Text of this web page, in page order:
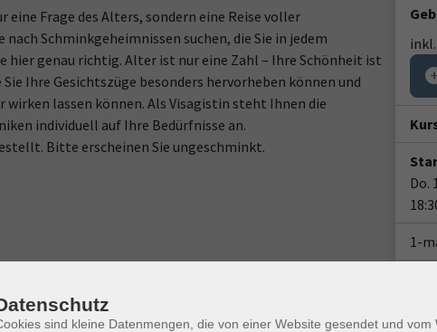
eine Frage des Alters, sondern eine Reise voller
Schminkgeheimnissen suchen, die Sie in jedem
hier genau richtig. Alter ist nur eine Zahl – Ihre Schönheit ist
Ihre Gesichtszüge besonders hervorheben können und
wirken lassen können. Als Visagistin steht Ihnen die
individuell auf Ihre Bedürfnisse an.
Bitte erscheinen Sie ungeschminkt.
Do.
1-
sind kleine Datenmengen, die von einer Website gesendet und vom